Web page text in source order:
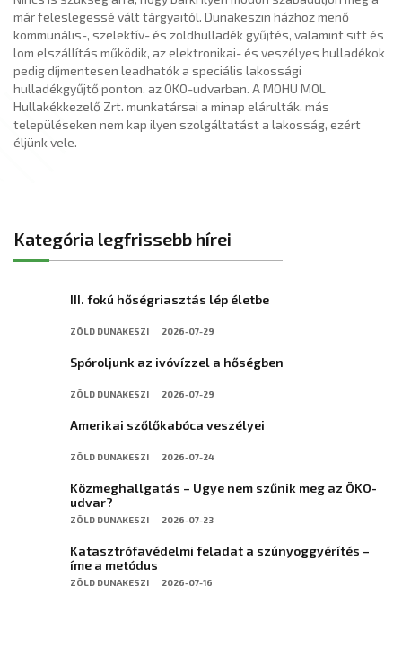
már feleslegessé vált tárgyaitól. Dunakeszin házhoz menő
kommunális-, szelektív- és zöldhulladék gyűjtés, valamint sitt és
lom elszállítás működik, az elektronikai- és veszélyes hulladékok
pedig díjmentesen leadhatók a speciális lakossági
hulladékgyűjtő ponton, az ÖKO-udvarban. A MOHU MOL
Hullakékkezelő Zrt. munkatársai a minap elárulták, más
településeken nem kap ilyen szolgáltatást a lakosság, ezért
éljünk vele.
Kategória legfrissebb hírei
III. fokú hőségriasztás lép életbe
ZÖLD DUNAKESZI 2026-07-29
Spóroljunk az ivóvízzel a hőségben
ZÖLD DUNAKESZI 2026-07-29
Amerikai szőlőkabóca veszélyei
ZÖLD DUNAKESZI 2026-07-24
Közmeghallgatás – Ugye nem szűnik meg az ÖKO-
udvar?
ZÖLD DUNAKESZI 2026-07-23
Katasztrófavédelmi feladat a szúnyoggyérítés –
íme a metódus
ZÖLD DUNAKESZI 2026-07-16